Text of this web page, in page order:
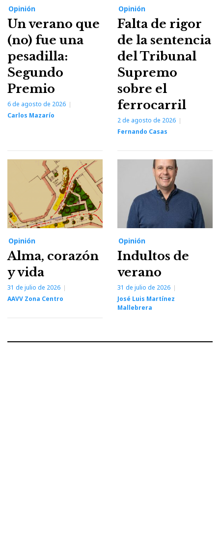
Opinión
Un verano que
(no) fue una
pesadilla:
Segundo
Premio
6 de agosto de 2026
Carlos Mazarío
Opinión
Falta de rigor
de la sentencia
del Tribunal
Supremo
sobre el
ferrocarril
2 de agosto de 2026
Fernando Casas
Opinión
Alma, corazón
y vida
31 de julio de 2026
AAVV Zona Centro
Opinión
Indultos de
verano
31 de julio de 2026
José Luis Martínez
Mallebrera